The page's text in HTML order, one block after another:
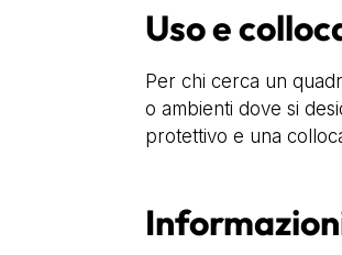
Uso e
Per chi cerca un
o ambienti dove si
protettivo e una